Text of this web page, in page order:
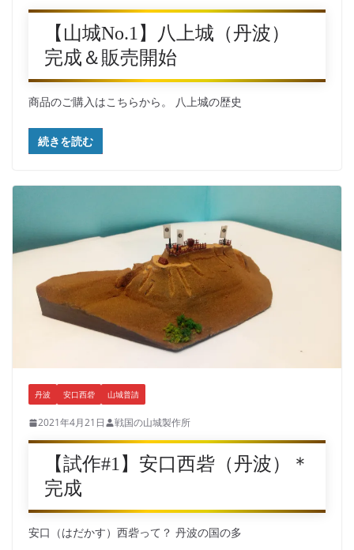
【山城No.1】八上城（丹波）
完成＆販売開始
商品のご購入はこちらから。 八上城の歴史
続きを読む
丹波 安口西砦 山城普請
2021年4月21日 戦国の山城製作所
【試作#1】安口西砦（丹波）＊
完成
安口（はだかす）西砦って？ 丹波の国の多